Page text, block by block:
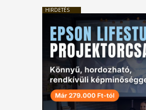
HIRDETÉS